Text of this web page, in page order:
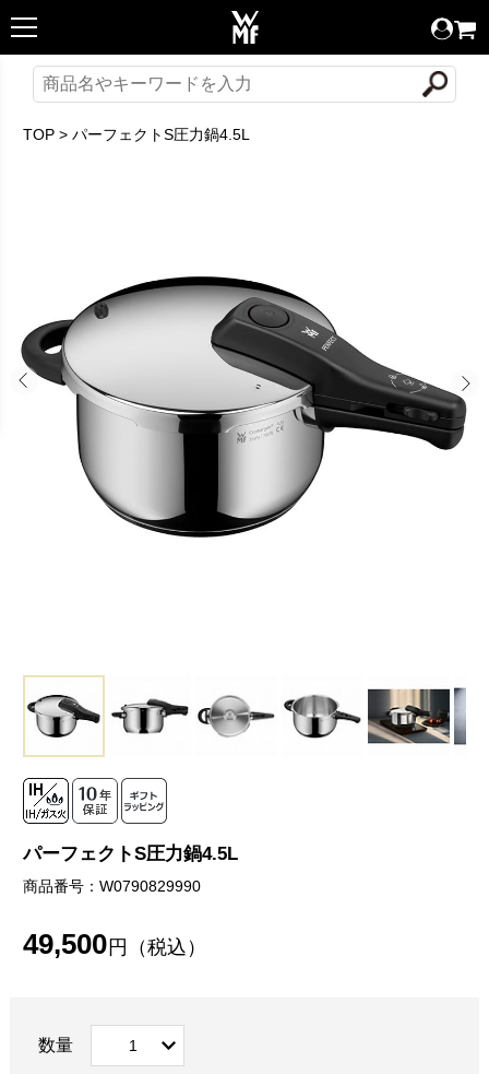
TOP> パーフェクトS圧力鍋4.5L
パーフェクトS圧力鍋4.5L
商品番号：W0790829990
49,500 円（税込）
数量